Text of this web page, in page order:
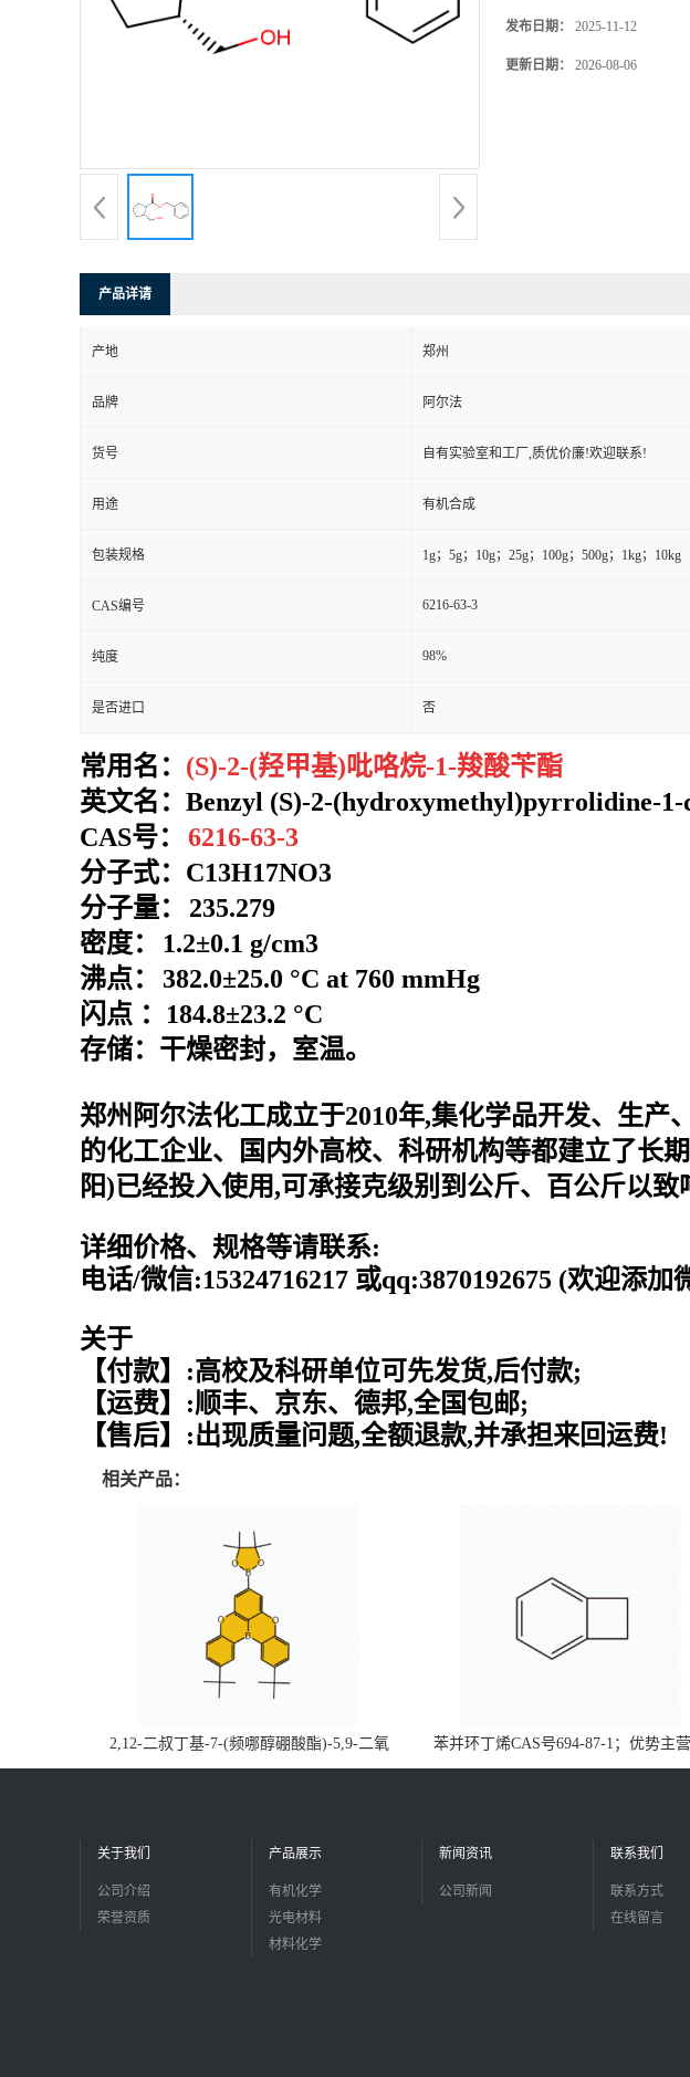
发布日期： 2025-11-12
更新日期： 2026-08-06
产品详请
产地 郑州
品牌 阿尔法
货号 自有实验室和工厂,质优价廉!欢迎联系!
用途 有机合成
包装规格 1g；5g；10g；25g；100g；500g；1kg；10kg
CAS编号 6216-63-3
纯度 98%
是否进口 否
常用名： (S)-2-(羟甲基)吡咯烷-1-羧酸苄酯
英文名： Benzyl (S)-2-(hydroxymethyl)pyrrolidine-
CAS号：
6216-63-3
分子式： C13H17NO3
分子量：
235.279
密度：
1.2±0.1 g/cm3
沸点：
382.0±25.0 °C at 760 mmHg
闪点 ： 184.8±23.2 °C
存储：干燥密封，室温。
郑州阿尔法化工成立于2010年,集化学品开发、生
的化工企业、国内外高校、科研机构等都建立了长
阳)已经投入使用,可承接克级别到公斤、百公斤以
详细价格、规格等请联系:
电话/微信:15324716217 或qq:3870192675 (欢迎添加
关于
【付款】:高校及科研单位可先发货,后付款;
【运费】:顺丰、京东、德邦,全国包邮;
【售后】:出现质量问题,全额退款,并承担来回运费!
相关产品：
2,12-二叔丁基-7-(频哪醇硼酸酯)-5,9-二氧
杂-13b-硼萘并[3,2,1-de]蒽CAS号2648896-
苯并环丁烯CAS号694-87-1；优势主
品，现货直发，大小包装均可
关于我们
公司介绍
荣誉资质
产品展示
有机化学
光电材料
材料化学
新闻资讯
公司新闻
联系我们
联系方式
在线留言